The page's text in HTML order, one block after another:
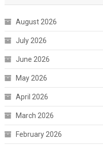
August 2026
July 2026
June 2026
May 2026
April 2026
March 2026
February 2026